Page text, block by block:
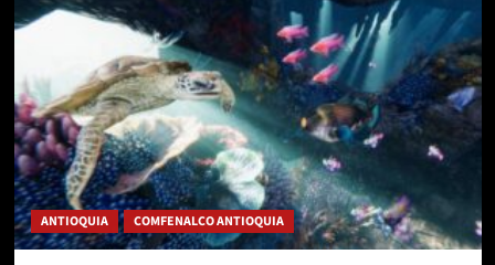
ANTIOQUIA COMFENALCO ANTIOQUIA